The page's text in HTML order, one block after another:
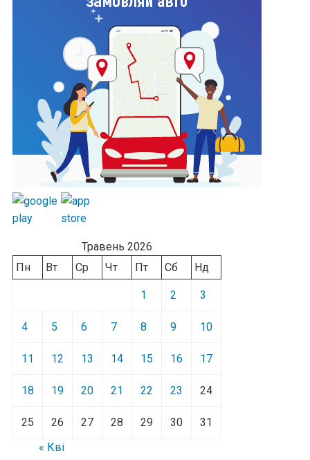
Травень 2026
Пн
Вт Ср Чт Пт Сб Нд
1 2 3
4 5 6 7 8 9 10
11 12 13 14 15 16 17
18 19 20 21 22 23 24
25 26 27 28 29 30
31
« Кві